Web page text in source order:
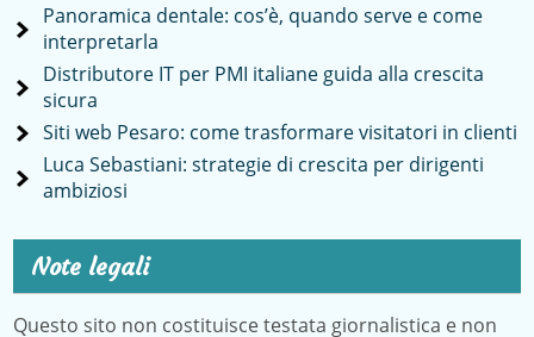
Panoramica dentale: cos’è, quando serve e come
interpretarla
Distributore IT per PMI italiane guida alla crescita
sicura
Siti web Pesaro: come trasformare visitatori in clienti
Luca Sebastiani: strategie di crescita per dirigenti
ambiziosi
Note legali
Questo sito non costituisce testata giornalistica e non